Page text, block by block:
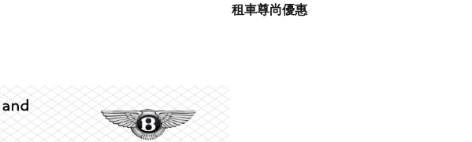
租車尊尚優惠